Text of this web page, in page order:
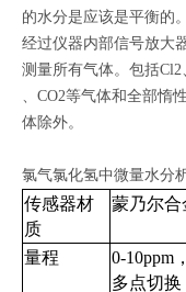
的水分是应该是平衡的
经过仪器内部信号放大
测量所有气体。包括Cl2
、CO2等气体和全部
体除外。
氯气氯化氢中微量水分
传感器材
质
蒙乃尔合
量程
0-10ppm
多点切换